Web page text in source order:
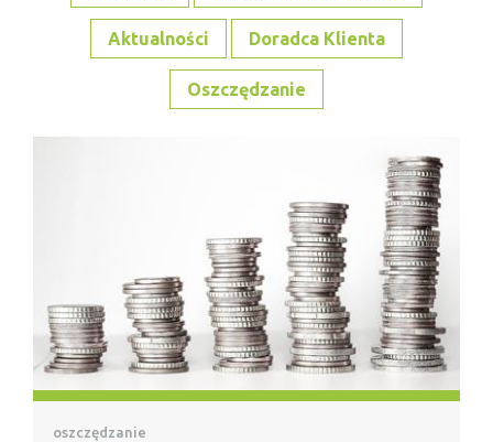
Aktualności Doradca Klienta
Oszczędzanie
oszczędzanie